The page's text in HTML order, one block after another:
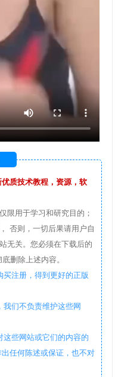
质技术教程，资源，软
限用于学习和研究目的；
否则，一切后果请用户自
无关。您必须在下载后的
删除上述内容。
注册，得到更好的正版
们不负责维护这些网
些网站或它们的内容的
任何陈述或保证，也不对